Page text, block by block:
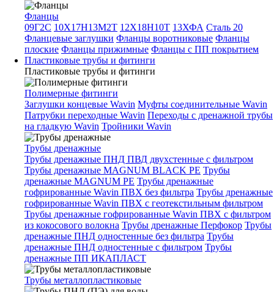
Фланцы
09Г2С 10Х17Н13М2Т 12Х18Н10Т 13ХФА Сталь 20
Фланцевые заглушки Фланцы воротниковые Фланцы
плоские Фланцы прижимные Фланцы с ПП покрытием
Пластиковые трубы и фитинги
Пластиковые трубы и фитинги
Полимерные фитинги
Заглушки концевые Wavin Муфты соединительные Wavin
Патрубки переходные Wavin Переходы с дренажной трубы
на гладкую Wavin Тройники Wavin
Трубы дренажные
Трубы дренажные ПНД ПВД двухстенные с фильтром
Трубы дренажные MAGNUM BLACK PE Трубы
дренажные MAGNUM PE Трубы дренажные
гофрированные Wavin ПВХ без фильтра Трубы дренажные
гофрированные Wavin ПВХ с геотекстильным фильтром
Трубы дренажные гофрированные Wavin ПВХ с фильтром
из кокосового волокна Трубы дренажные Перфокор Трубы
дренажные ПНД одностенные без фильтра Трубы
дренажные ПНД одностенные с фильтром Трубы
дренажные ПП ИКАПЛАСТ
Трубы металлопластиковые